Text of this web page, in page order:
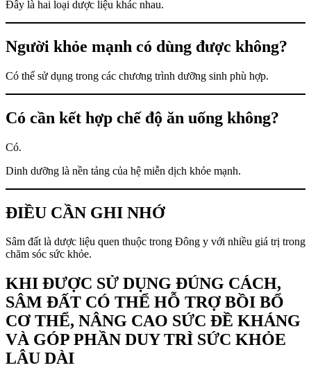
Đây là hai loại dược liệu khác nhau.
Người khỏe mạnh có dùng được không?
Có thể sử dụng trong các chương trình dưỡng sinh phù hợp.
Có cần kết hợp chế độ ăn uống không?
Có.
Dinh dưỡng là nền tảng của hệ miễn dịch khỏe mạnh.
ĐIỀU CẦN GHI NHỚ
Sâm đất là dược liệu quen thuộc trong Đông y với nhiều giá trị trong
chăm sóc sức khỏe.
KHI ĐƯỢC SỬ DỤNG ĐÚNG CÁCH,
SÂM ĐẤT CÓ THỂ HỖ TRỢ BỒI BỔ
CƠ THỂ, NÂNG CAO SỨC ĐỀ KHÁNG
VÀ GÓP PHẦN DUY TRÌ SỨC KHỎE
LÂU DÀI